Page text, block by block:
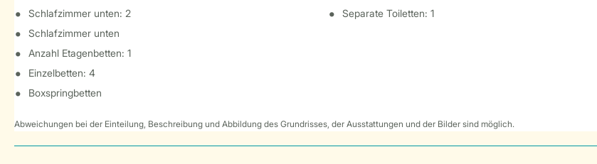
Schlafzimmer unten: 2
Schlafzimmer unten
Anzahl Etagenbetten: 1
Einzelbetten: 4
Boxspringbetten
Separate Toiletten: 1
Abweichungen bei der Einteilung, Beschreibung und Abbildung des Grundrisses, der Ausstattungen und der Bilder sind möglich.